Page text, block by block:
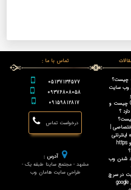
چیست؟
وب سایت
کاربرد های CDN چیست و
؟
|
تفاوت http و https
شدن وب
در سرچ
کنسول گوگل google
تماس با ما :
05137134577
09376808058
09159812817
درخواست تماس
آدرس :
مشهد - مجتمع ساینا طبقه یک -
طراحی سایت هامان وب